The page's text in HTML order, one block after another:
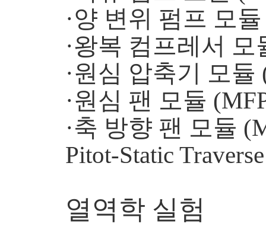
·양 변위 펌프 모
·왕복 컴프레서 모
·원심 압축기 모듈
·원심 팬 모듈
·축 방향 팬 모듈
Pitot-Static
열역학 실험